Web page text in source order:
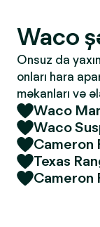
Waco
Onsuz da
onları hara
məkanları və
Waco
Waco
Cameron
Texas
Cameron